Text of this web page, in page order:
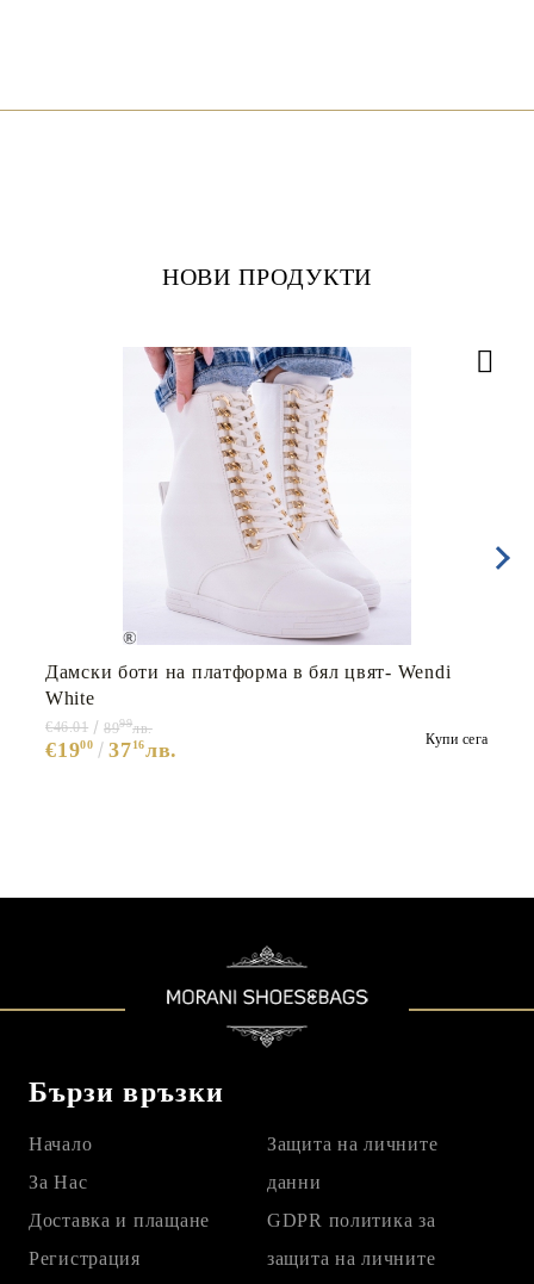
НОВИ ПРОДУКТИ
Дамски боти на платформа в бял цвят- Wendi
White
€1900 3716лв.
€46.01 8999лв.
Купи сега
Бързи връзки
Начало
За Нас
Доставка и плащане
Регистрация
Защита на личните
данни
GDPR политика за
защита на личните